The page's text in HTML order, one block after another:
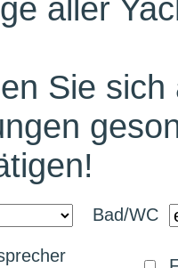
aller
Sie
Bad/WC